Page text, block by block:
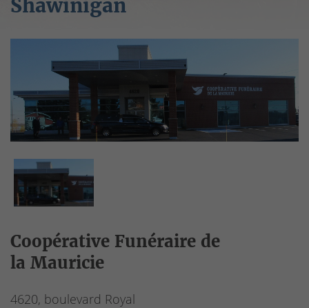
Shawinigan
Coopérative Funéraire de
la Mauricie
4620, boulevard Royal